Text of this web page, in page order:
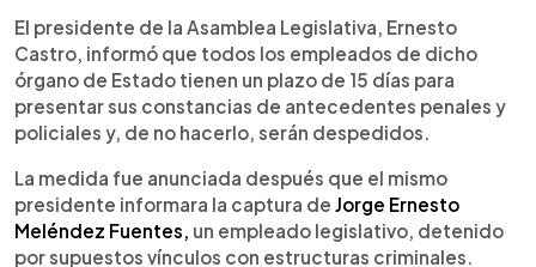
► Escuchar artículo
El presidente de la Asamblea Legislativa, Ernesto
Castro, informó que todos los empleados de dicho
órgano de Estado tienen un plazo de 15 días para
presentar sus constancias de antecedentes penales y
policiales y, de no hacerlo, serán despedidos.
La medida fue anunciada después que el mismo
presidente informara la captura de Jorge Ernesto
Meléndez Fuentes, un empleado legislativo, detenido
por supuestos vínculos con estructuras criminales.